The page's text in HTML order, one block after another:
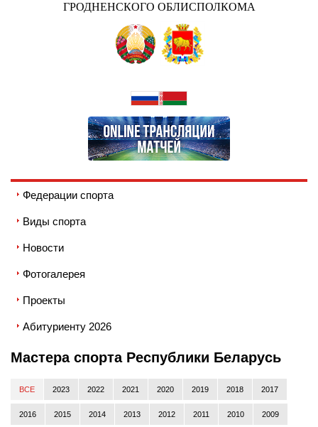
ГРОДНЕНСКОГО ОБЛИСПОЛКОМА
Федерации спорта
Виды спорта
Новости
Фотогалерея
Проекты
Абитуриенту 2026
Мастера спорта Республики Беларусь
ВСЕ 2023 2022 2021 2020 2019 2018 2017
2016 2015 2014 2013 2012 2011 2010 2009